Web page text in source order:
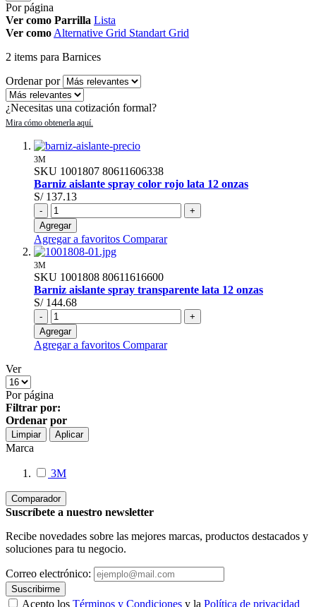
Por página
Ver como Parrilla Lista
Ver como Alternative Grid Standart Grid
2 items para Barnices
Ordenar por
¿Necesitas una cotización formal?
3M
SKU 1001807 80611606338
Barniz aislante spray color rojo lata 12 onzas
S/ 137.13
-
+
Agregar
Agregar a favoritos Comparar
3M
SKU 1001808 80611616600
Barniz aislante spray transparente lata 12 onzas
S/ 144.68
-
+
Agregar
Agregar a favoritos Comparar
Ver
Por página
Filtrar por:
Ordenar por
Limpiar Aplicar
Marca
3M
Comparador
Suscríbete a nuestro newsletter
Recibe novedades sobre las mejores marcas, productos destacados y
soluciones para tu negocio.
Correo electrónico:
Suscribirme
Acepto los Términos y Condiciones y la Política de privacidad